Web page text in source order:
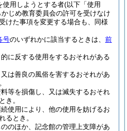
使用しようとする者(以下「使用
かじめ教育委員会の許可を受けなけ
けた事項を変更する場合も、同様
号のいずれかに該当するときは、 前
に反する使用をするおそれがある
は善良の風俗を害するおそれがあ
等を損傷し、又は滅失するおそれ
き。
使用により、他の使用を妨げるお
るとき。
のほか、記念館の管理上支障があ